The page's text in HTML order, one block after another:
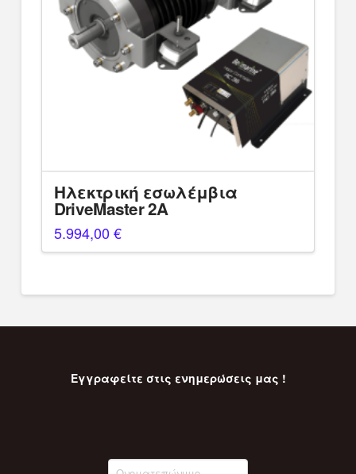
Ηλεκτρική εσωλέμβια
DriveMaster 2A
5.994,00€
Εγγραφείτε στις ενημερώσεις μας !